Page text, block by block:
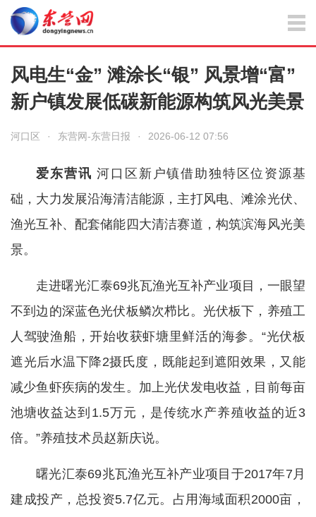
风电生“金” 滩涂长“银” 风景增“富”
新户镇发展低碳新能源构筑风光美景
河口区 · 东营网-东营日报 · 2026-06-12 07:56
爱东营讯 河口区新户镇借助独特区位资源基
础，大力发展沿海清洁能源，主打风电、滩涂光伏、
渔光互补、配套储能四大清洁赛道，构筑滨海风光美
景。
走进曙光汇泰69兆瓦渔光互补产业项目，一眼望
不到边的深蓝色光伏板鳞次栉比。光伏板下，养殖工
人驾驶渔船，开始收获虾塘里鲜活的海参。“光伏板
遮光后水温下降2摄氏度，既能起到遮阳效果，又能
减少鱼虾疾病的发生。加上光伏发电收益，目前每亩
池塘收益达到1.5万元，是传统水产养殖收益的近3
倍。”养殖技术员赵新庆说。
曙光汇泰69兆瓦渔光互补产业项目于2017年7月
建成投产，总投资5.7亿元。占用海域面积2000亩，